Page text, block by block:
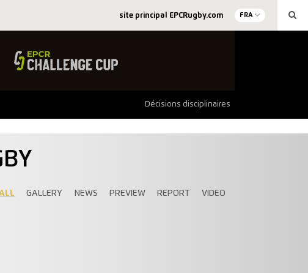
site principal EPCRugby.com FRA
Décisions disciplinaires
GALLERY NEWS PREVIEW REPORT VIDEO